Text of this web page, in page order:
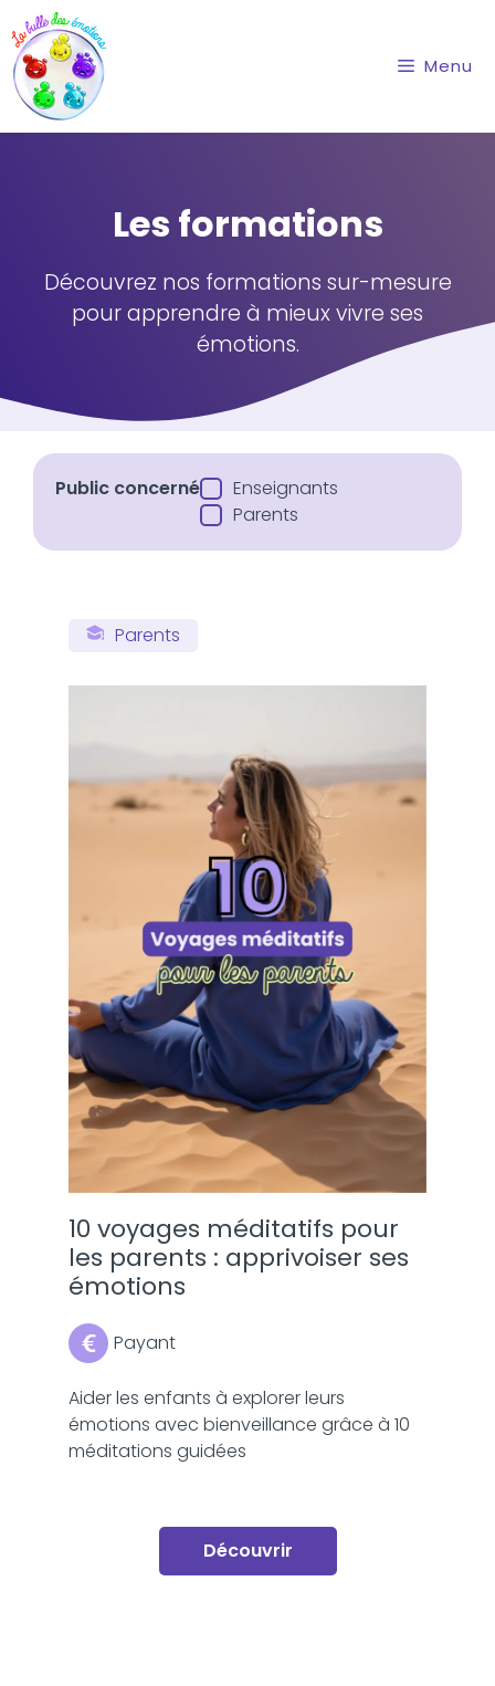
au
contenu
Menu
Les formations
Découvrez nos formations sur-mesure
pour apprendre à mieux vivre ses
émotions.
Public concerné
Enseignants
Parents
Parents
10 voyages méditatifs pour
les parents : apprivoiser ses
émotions
Payant
Aider les enfants à explorer leurs
émotions avec bienveillance grâce à 10
méditations guidées
Découvrir